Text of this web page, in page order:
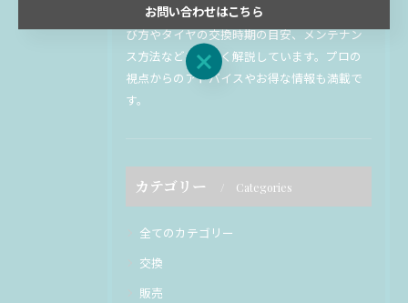
ど、幅広いトピックをお届けしています。選
び方やタイヤの交換時期の目安、メンテナン
ス方法なども詳しく解説しています。プロの
視点からのアドバイスやお得な情報も満載で
す。
カテゴリー Categories
全てのカテゴリー
交換
販売
お問い合わせはこちら
お問い合わせはこちら